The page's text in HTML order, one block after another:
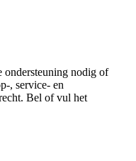
ondersteuning nodig of
, service- en
Bel of vul het